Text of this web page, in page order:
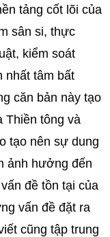
tảng cốt lõi của
sân si, thực
kiểm soát
nhất tâm bất
căn bản này tạo
Thiền tông và
tạo nên sự dung
ảnh hưởng đến
đề tồn tại của
vấn đề đặt ra
cũng tập trung